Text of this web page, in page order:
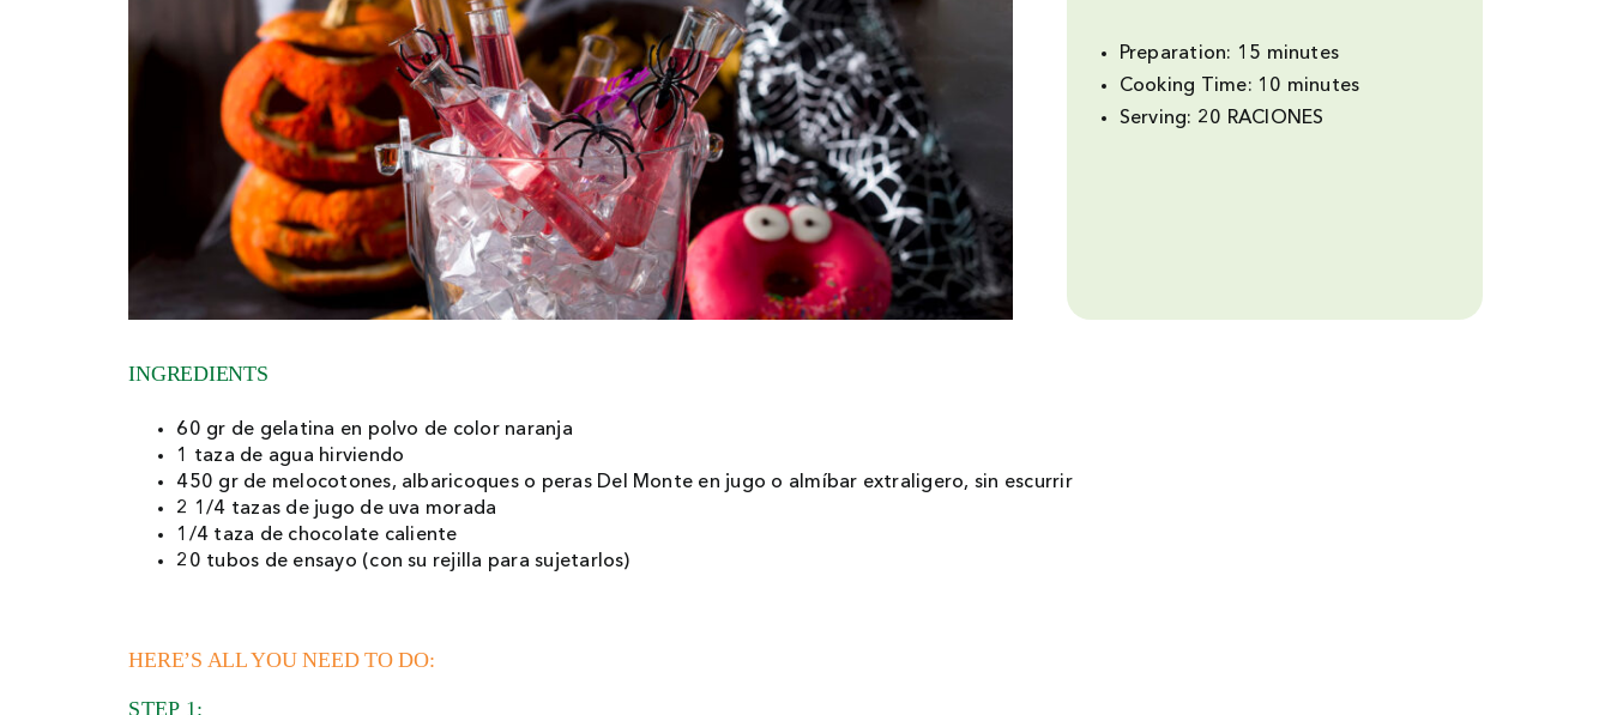
Preparation: 15 minutes
Cooking Time: 10 minutes
Serving: 20 RACIONES
INGREDIENTS
60 gr de gelatina en polvo de color naranja
1 taza de agua hirviendo
450 gr de melocotones, albaricoques o peras Del Monte en jugo o almíbar extraligero, sin escurrir
2 1/4 tazas de jugo de uva morada
1/4 taza de chocolate caliente
20 tubos de ensayo (con su rejilla para sujetarlos)
HERE’S ALL YOU NEED TO DO:
STEP 1: